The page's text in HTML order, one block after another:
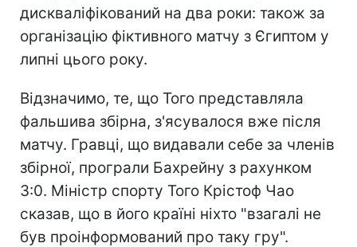
дискваліфікований на два роки: також за
організацію фіктивного матчу з Єгиптом у
липні цього року.
Відзначимо, те, що Того представляла
фальшива збірна, з'ясувалося вже після
матчу. Гравці, що видавали себе за членів
збірної, програли Бахрейну з рахунком
3:0. Міністр спорту Того Крістоф Чао
сказав, що в його країні ніхто "взагалі не
був проінформований про таку гру".